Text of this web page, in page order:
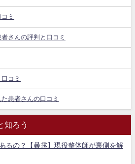
ミ
さんの評判と口コミ
コミ
患者さんの口コミ
知ろう
るの？【暴露】現役整体師が裏側を解